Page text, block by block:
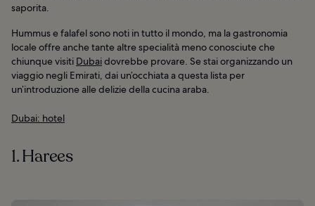
saporita.
Hummus e falafel sono noti in tutto il mondo, ma la gastronomia
locale offre anche tante altre specialità meno conosciute che
chiunque visiti Dubaidovrebbe provare. Se stai organizzando un
viaggio negli Emirati, dai un’occhiata a questa lista per
un’introduzione alle delizie della cucina araba.
Dubai: hotel
1. Harees